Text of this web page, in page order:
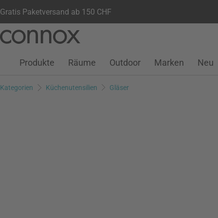
Gratis Paketversand ab 150 CHF
Seiteninhalt
Suchfeld
Kundenkonto
Wunschliste
Warenkorb
Produkte Räume Outdoor Marken Neu
Kategorien Küchenutensilien Gläser